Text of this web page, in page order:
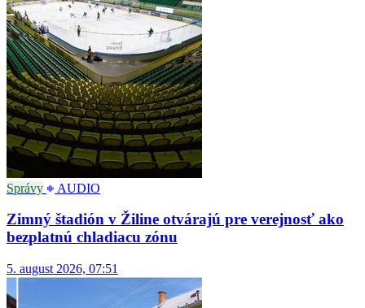
Správy AUDIO
Zimný štadión v Žiline otvárajú pre verejnosť ako
bezplatnú chladiacu zónu
5. august 2026, 07:51